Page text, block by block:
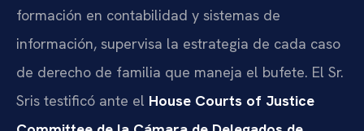
formación en contabilidad y sistemas de
información, supervisa la estrategia de cada caso
de derecho de familia que maneja el bufete. El Sr.
Sris testificó ante el House Courts of Justice